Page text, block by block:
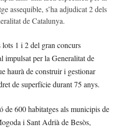
assequible, s’ha adjudicat 2 dels
de Catalunya.
1 i 2 del gran concurs
impulsat per la Generalitat de
haurà de construir i gestionar
de superfície durant 75 anys.
de 600 habitatges als municipis de
i Sant Adrià de Besòs,